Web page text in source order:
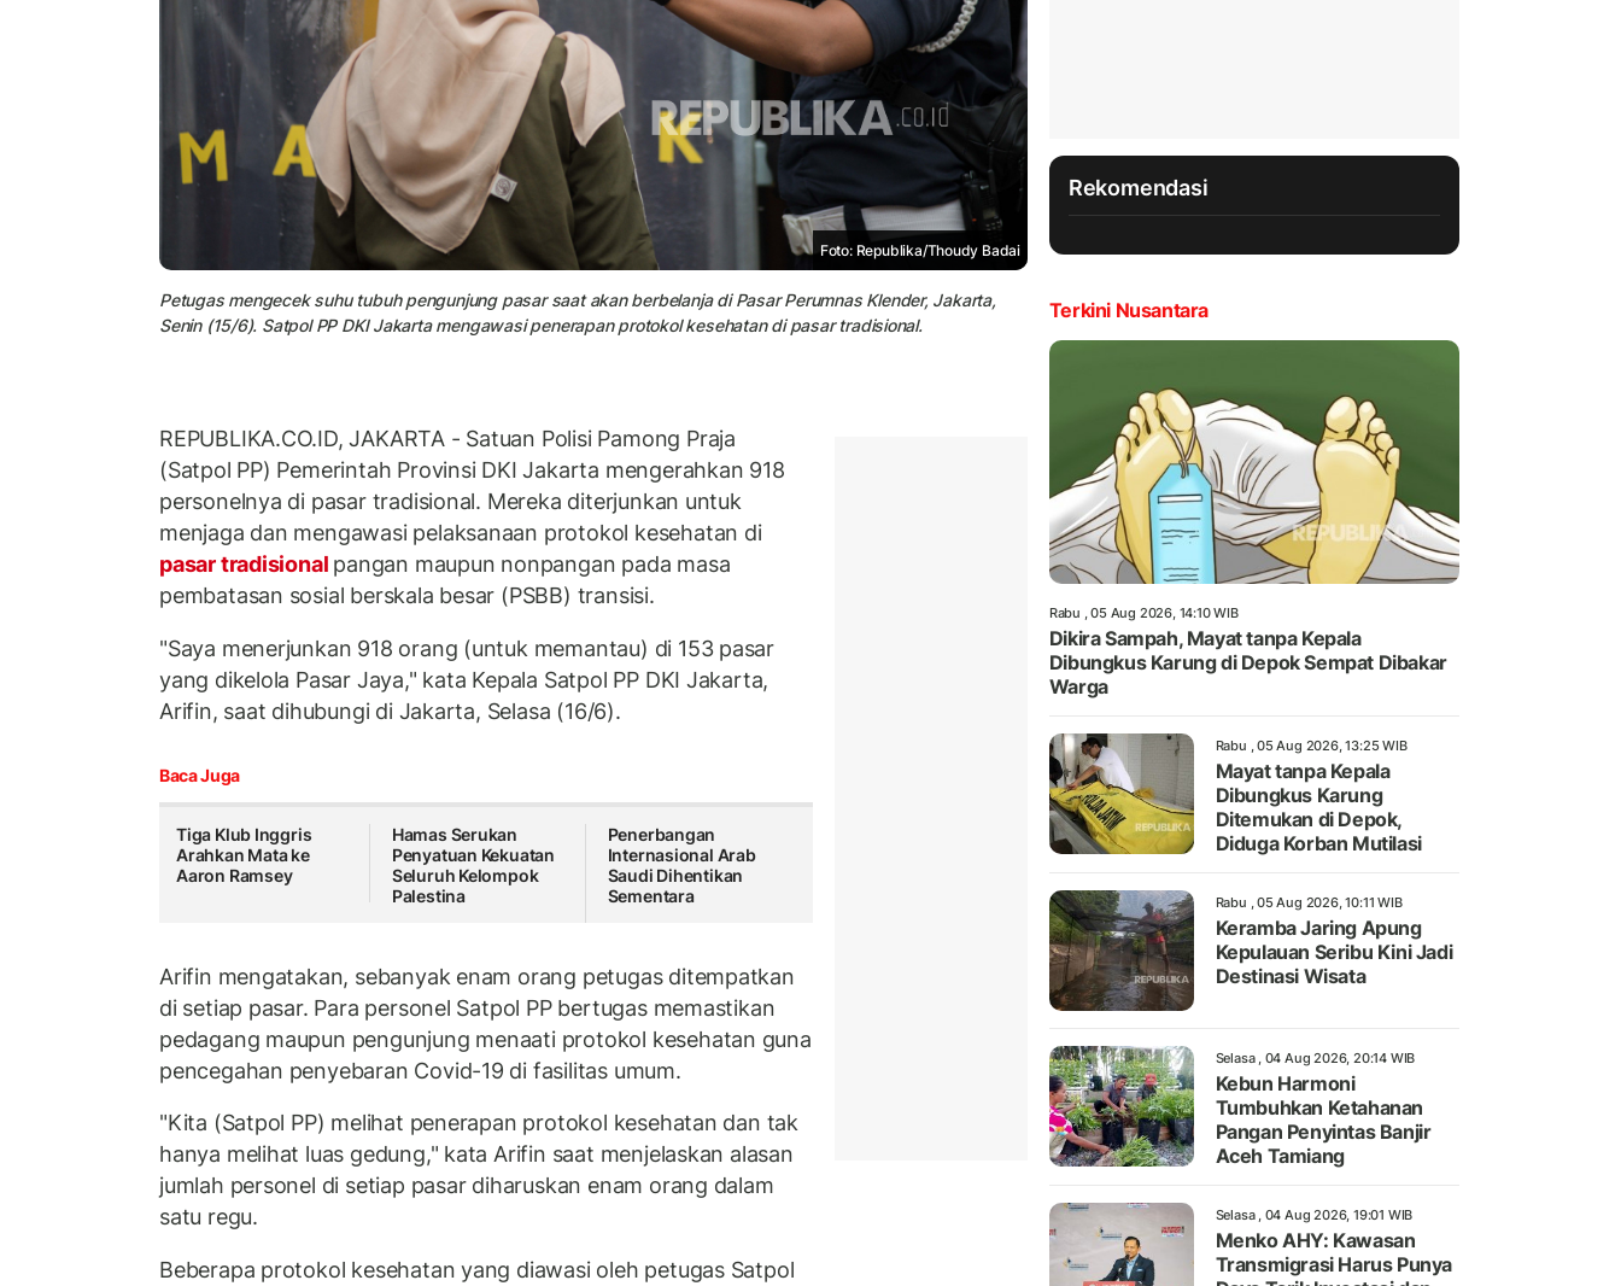
Foto: Republika/Thoudy Badai
Petugas mengecek suhu tubuh pengunjung pasar saat akan berbelanja di Pasar Perumnas Klender, Jakarta,
Senin (15/6). Satpol PP DKI Jakarta mengawasi penerapan protokol kesehatan di pasar tradisional.
REPUBLIKA.CO.ID, JAKARTA - Satuan Polisi Pamong Praja
(Satpol PP) Pemerintah Provinsi DKI Jakarta mengerahkan 918
personelnya di pasar tradisional. Mereka diterjunkan untuk
menjaga dan mengawasi pelaksanaan protokol kesehatan di
pasar tradisional pangan maupun nonpangan pada masa
pembatasan sosial berskala besar (PSBB) transisi.
"Saya menerjunkan 918 orang (untuk memantau) di 153 pasar
yang dikelola Pasar Jaya," kata Kepala Satpol PP DKI Jakarta,
Arifin, saat dihubungi di Jakarta, Selasa (16/6).
Baca Juga
Tiga Klub Inggris
Arahkan Mata ke
Aaron Ramsey
Hamas Serukan
Penyatuan Kekuatan
Seluruh Kelompok
Palestina
Penerbangan
Internasional Arab
Saudi Dihentikan
Sementara
Arifin mengatakan, sebanyak enam orang petugas ditempatkan
di setiap pasar. Para personel Satpol PP bertugas memastikan
pedagang maupun pengunjung menaati protokol kesehatan guna
pencegahan penyebaran Covid-19 di fasilitas umum.
"Kita (Satpol PP) melihat penerapan protokol kesehatan dan tak
hanya melihat luas gedung," kata Arifin saat menjelaskan alasan
jumlah personel di setiap pasar diharuskan enam orang dalam
satu regu.
Beberapa protokol kesehatan yang diawasi oleh petugas Satpol
Rekomendasi
Terkini Nusantara
Rabu , 05 Aug 2026, 14:10 WIB
Dikira Sampah, Mayat tanpa Kepala
Dibungkus Karung di Depok Sempat Dibakar
Warga
Rabu , 05 Aug 2026, 13:25 WIB
Mayat tanpa Kepala
Dibungkus Karung
Ditemukan di Depok,
Diduga Korban Mutilasi
Rabu , 05 Aug 2026, 10:11 WIB
Keramba Jaring Apung
Kepulauan Seribu Kini Jadi
Destinasi Wisata
Selasa , 04 Aug 2026, 20:14 WIB
Kebun Harmoni
Tumbuhkan Ketahanan
Pangan Penyintas Banjir
Aceh Tamiang
Selasa , 04 Aug 2026, 19:01 WIB
Menko AHY: Kawasan
Transmigrasi Harus Punya